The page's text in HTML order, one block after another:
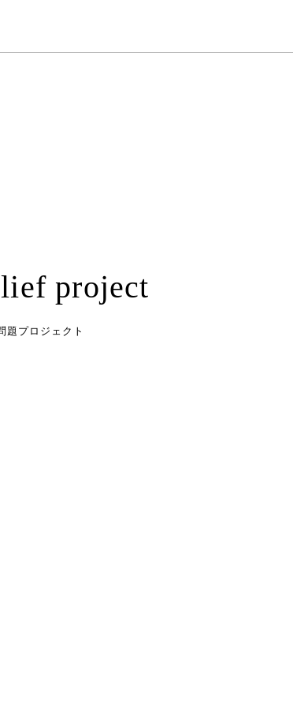
project
題プロジェクト